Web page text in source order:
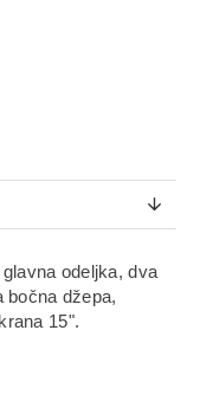
odeljka, dva
bočna džepa,
15".